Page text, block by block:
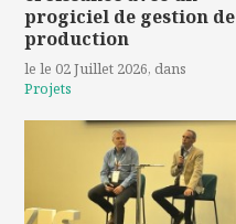
progiciel de gestion de
production
le le 02 Juillet 2026, dans
Projets